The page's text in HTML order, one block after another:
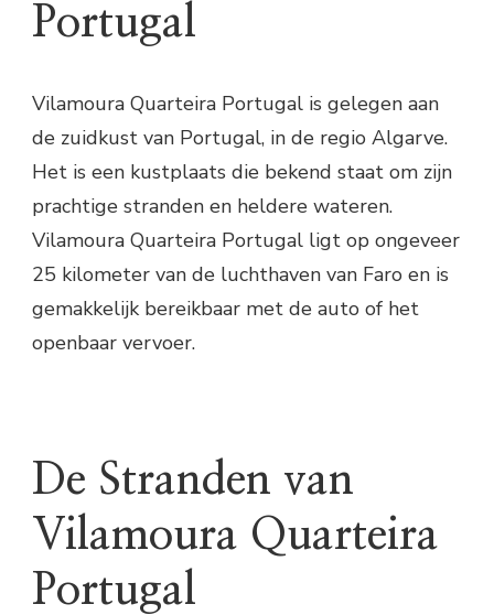
Portugal
Vilamoura Quarteira Portugal is gelegen aan
de zuidkust van Portugal, in de regio Algarve.
Het is een kustplaats die bekend staat om zijn
prachtige stranden en heldere wateren.
Vilamoura Quarteira Portugal ligt op ongeveer
25 kilometer van de luchthaven van Faro en is
gemakkelijk bereikbaar met de auto of het
openbaar vervoer.
De Stranden van
Vilamoura Quarteira
Portugal